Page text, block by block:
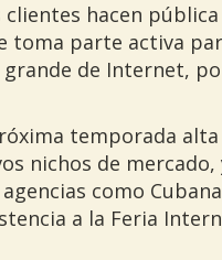
hacen
toma parte activa
de Internet,
temporada
nichos de
como
a la Feria